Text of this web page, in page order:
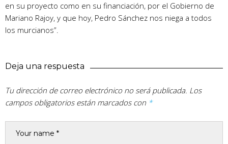
en su proyecto como en su financiación, por el Gobierno de
Mariano Rajoy, y que hoy, Pedro Sánchez nos niega a todos
los murcianos”.
Deja una respuesta
Tu dirección de correo electrónico no será publicada. Los
campos obligatorios están marcados con *